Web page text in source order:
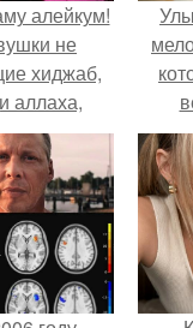
алейкум!
не
хиджаб,
аллаха,
пару
прочтение
статьи!